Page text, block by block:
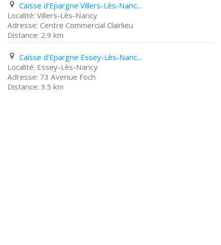
Caisse d'Epargne Villers-Lès-Nancy Centre Commercial Clairlieu
Villers-Lès-Nancy
Centre Commercial Clairlieu
2.9 km
Caisse d'Epargne Essey-Lès-Nancy 73 Avenue Foch
Essey-Lès-Nancy
73 Avenue Foch
3.5 km